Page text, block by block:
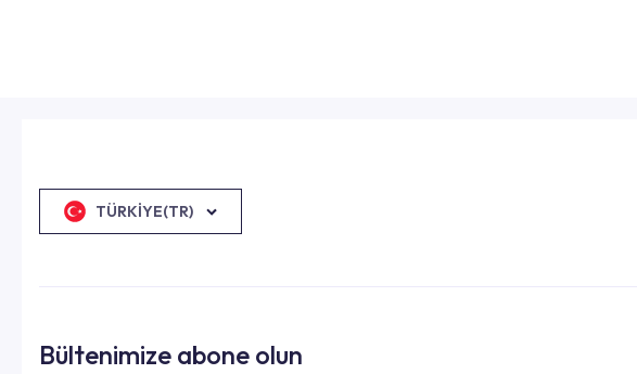
TÜRKIYE(TR)
Bültenimize abone olun